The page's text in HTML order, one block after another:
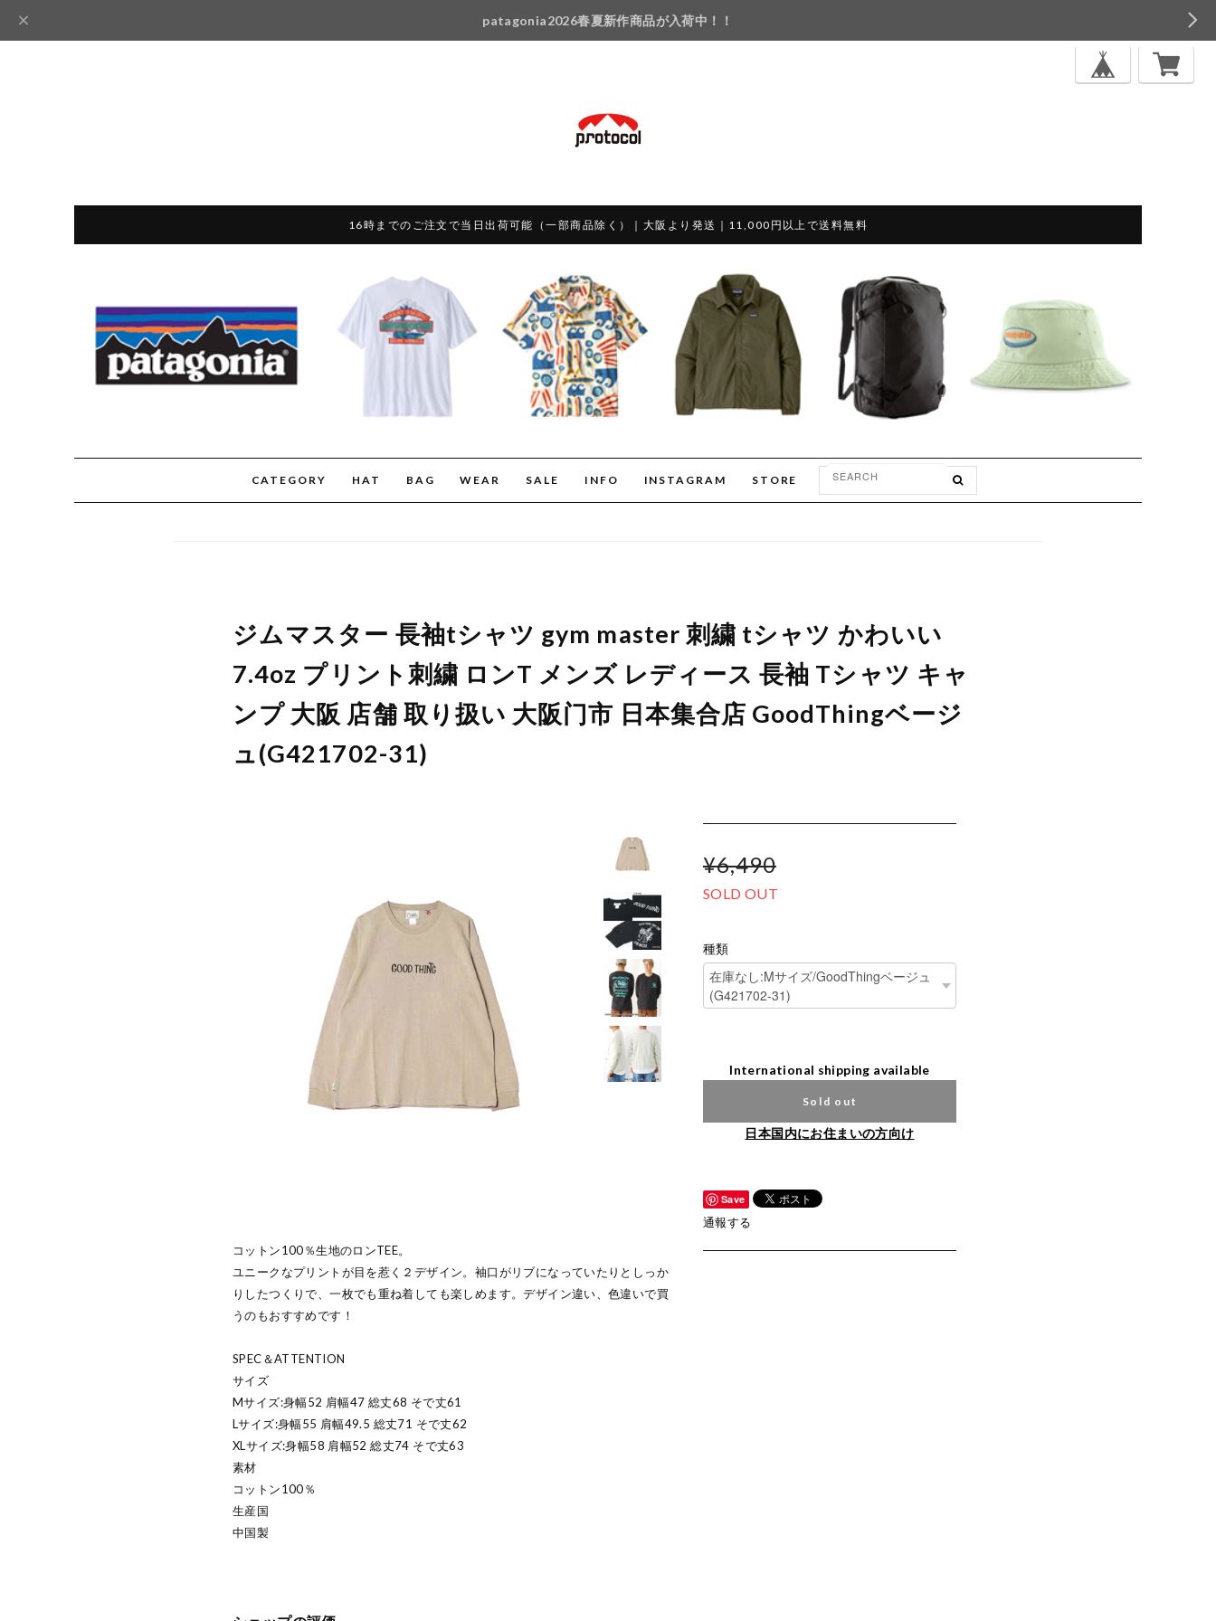
patagonia2026春夏新作商品が入荷中！！
16時までのご注文で当日出荷可能（一部商品除く）｜大阪より発送｜11,000円以上で送料無料
CATEGORY HAT BAG WEAR SALE INFO INSTAGRAM STORE
ジムマスター 長袖tシャツ gym master 刺繍 tシャツ かわいい
7.4oz プリント刺繍 ロンT メンズ レディース 長袖 Tシャツ キャ
ンプ 大阪 店舗 取り扱い 大阪门市 日本集合店 GoodThingベージ
ュ(G421702-31)
コットン100％生地のロンTEE。
ユニークなプリントが目を惹く２デザイン。袖口がリブになっていたりとしっか
りしたつくりで、一枚でも重ね着しても楽しめます。デザイン違い、色違いで買
うのもおすすめです！
SPEC＆ATTENTION
サイズ
Mサイズ:身幅52 肩幅47 総丈68 そで丈61
Lサイズ:身幅55 肩幅49.5 総丈71 そで丈62
XLサイズ:身幅58 肩幅52 総丈74 そで丈63
素材
コットン100％
生産国
中国製
¥6,490
SOLD OUT
種類
International shipping available
Sold out
日本国内にお住まいの方向け
Save
通報する